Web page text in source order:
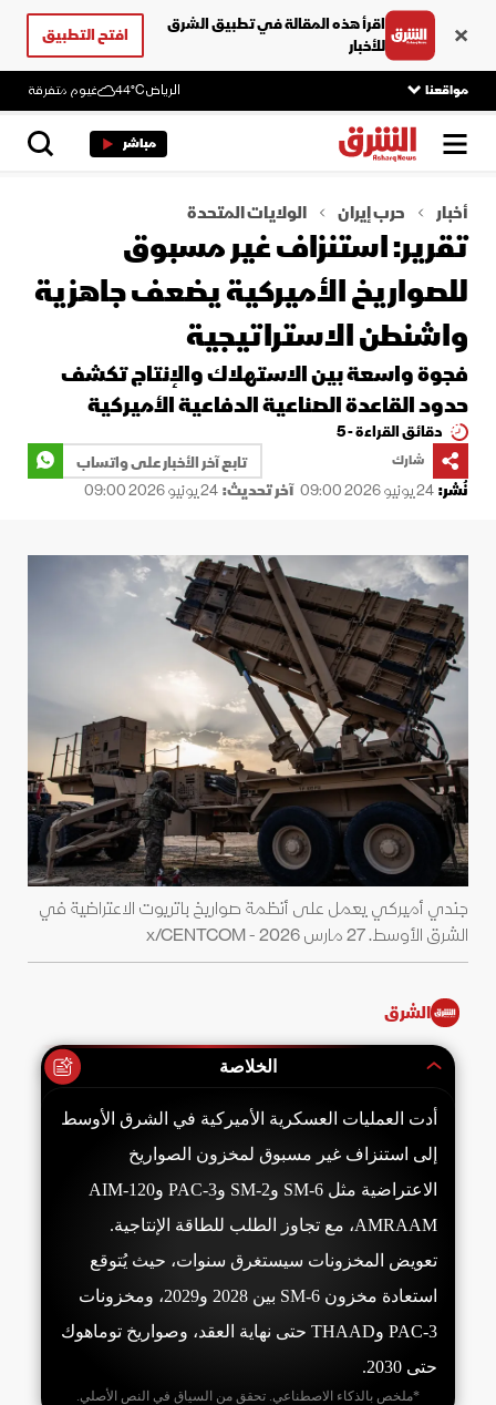
اقرأ هذه المقالة في تطبيق الشرق
للأخبار
افتح التطبيق
مواقعنا الرياض44°C غيوم متفرقة
مباشر
أخبار حرب إيران الولايات المتحدة
تقرير: استنزاف غير مسبوق
للصواريخ الأميركية يضعف جاهزية
واشنطن الاستراتيجية
فجوة واسعة بين الاستهلاك والإنتاج تكشف
حدود القاعدة الصناعية الدفاعية الأميركية
دقائق القراءة - 5
شارك
تابع آخر الأخبار على واتساب
نُشر:24 يونيو 2026 09:00 آخر تحديث:24 يونيو 2026 09:00
جندي أميركي يعمل على أنظمة صواريخ باتريوت الاعتراضية في
الشرق الأوسط. 27 مارس 2026 - x/CENTCOM
الشرق
الخلاصة
أدت العمليات العسكرية الأميركية في الشرق الأوسط
إلى استنزاف غير مسبوق لمخزون الصواريخ
الاعتراضية مثل SM-6 وSM-2 وPAC-3 وAIM-120
AMRAAM، مع تجاوز الطلب للطاقة الإنتاجية.
تعويض المخزونات سيستغرق سنوات، حيث يُتوقع
استعادة مخزون SM-6 بين 2028 و2029، ومخزونات
PAC-3 وTHAAD حتى نهاية العقد، وصواريخ توماهوك
حتى 2030.
*ملخص بالذكاء الاصطناعي. تحقق من السياق في النص الأصلي.